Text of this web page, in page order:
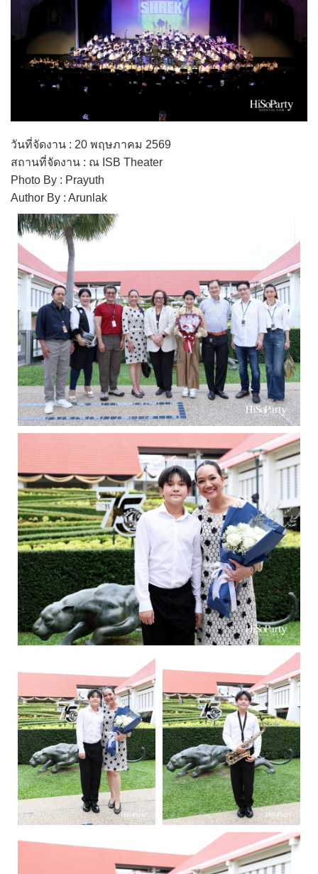
วันที่จัดงาน : 20 พฤษภาคม 2569
สถานที่จัดงาน : ณ ISB Theater
Photo By : Prayuth
Author By : Arunlak